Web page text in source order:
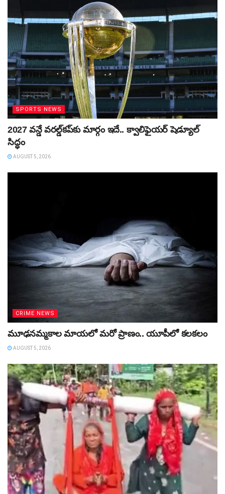
SPORTS NEWS
2027 వన్డే వరల్డ్‌కప్‌కు మార్గం ఇదే.. క్వాలిఫైయర్ షెడ్యూల్
సిద్ధం
AUGUST 5, 2026
CRIME NEWS
మూఢనమ్మకాల మాయలో మరో ప్రాణం.. యూపీలో కలకలం
AUGUST 5, 2026